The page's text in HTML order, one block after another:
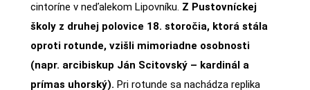
cintoríne v neďalekom Lipovníku. Z Pustovníckej
školy z druhej polovice 18. storočia, ktorá stála
oproti rotunde, vzišli mimoriadne osobnosti
(napr. arcibiskup Ján Scitovský – kardinál a
prímas uhorský). Pri rotunde sa nachádza replika